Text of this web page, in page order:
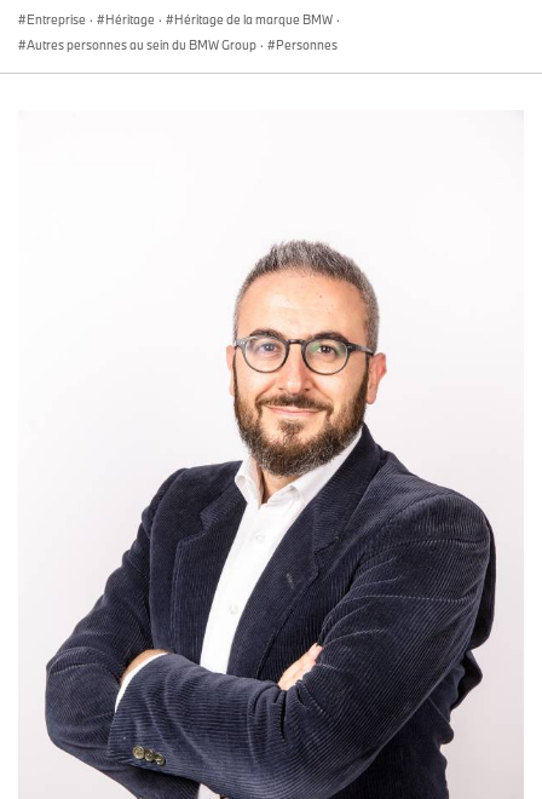
Entreprise · Héritage · Héritage de la marque BMW ·
Autres personnes au sein du BMW Group · Personnes